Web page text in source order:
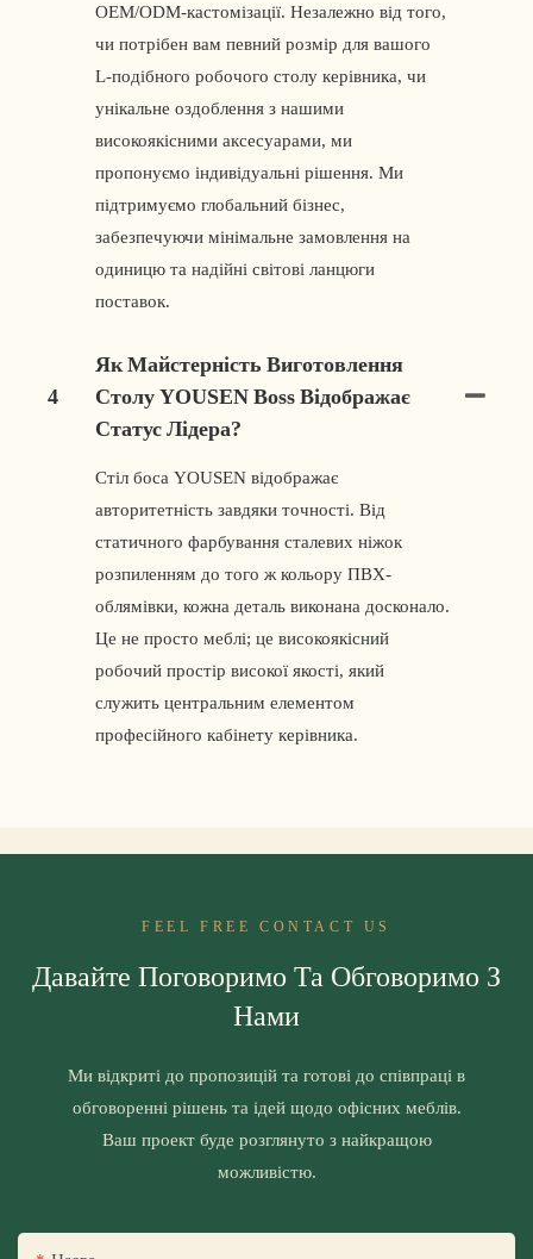
OEM/ODM-кастомізації. Незалежно від того,
чи потрібен вам певний розмір для вашого
L-подібного робочого столу керівника, чи
унікальне оздоблення з нашими
високоякісними аксесуарами, ми
пропонуємо індивідуальні рішення. Ми
підтримуємо глобальний бізнес,
забезпечуючи мінімальне замовлення на
одиницю та надійні світові ланцюги
поставок.
4
Як Майстерність Виготовлення
Столу YOUSEN Boss Відображає
Статус Лідера?
Стіл боса YOUSEN відображає
авторитетність завдяки точності. Від
статичного фарбування сталевих ніжок
розпиленням до того ж кольору ПВХ-
облямівки, кожна деталь виконана досконало.
Це не просто меблі; це високоякісний
робочий простір високої якості, який
служить центральним елементом
професійного кабінету керівника.
FEEL FREE CONTACT US
Давайте Поговоримо Та Обговоримо З
Нами
Ми відкриті до пропозицій та готові до співпраці в
обговоренні рішень та ідей щодо офісних меблів.
Ваш проект буде розглянуто з найкращою
можливістю.